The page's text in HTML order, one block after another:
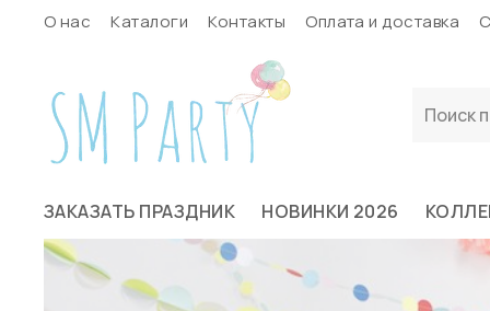
О нас Каталоги Контакты Оплата и доставка
ЗАКАЗАТЬ ПРАЗДНИК НОВИНКИ 2026